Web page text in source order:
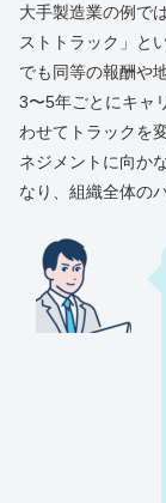
大手製造業の例で
ストトラック」と
でも同等の報酬や
3〜5年ごとにキャ
わせてトラックを
ネジメントに向か
なり、組織全体の